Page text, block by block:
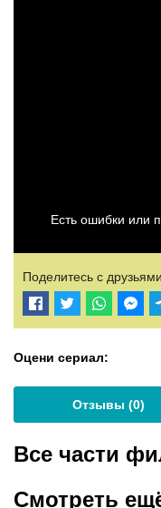
Есть ошибки или
Поделитесь с
Оцени сериал:
Отзывы (0)
Все части
Смотреть